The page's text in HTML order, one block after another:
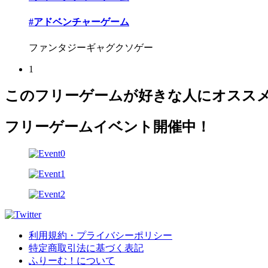
#アドベンチャーゲーム
ファンタジーギャグクソゲー
1
このフリーゲームが好きな人にオスス
フリーゲームイベント開催中！
利用規約・プライバシーポリシー
特定商取引法に基づく表記
ふりーむ！について